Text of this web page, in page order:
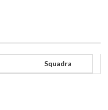
Squadra